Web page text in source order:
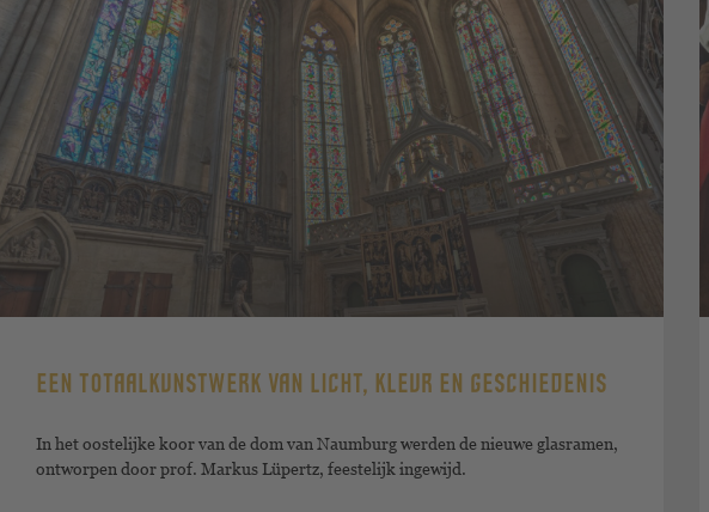
EEN TOTAALKUNSTWERK VAN LICHT, KLEUR EN GESCHIEDENIS
In het oostelijke koor van de dom van Naumburg werden de nieuwe glasramen,
ontworpen door prof. Markus Lüpertz, feestelijk ingewijd.